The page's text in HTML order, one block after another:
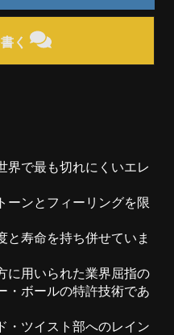
く
界で最も切れにくいエレ
ーンとフィーリングを限
と寿命を持ち併せていま
に用いられた業界屈指の
・ボールの特許技術であ
・ツイスト部へのレイン